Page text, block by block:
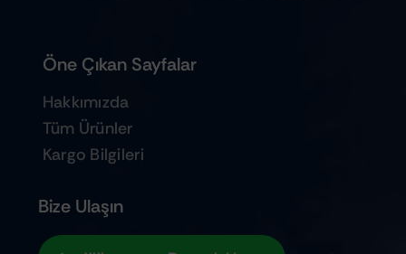
Öne Çıkan Sayfalar
Hakkımızda
Tüm Ürünler
Kargo Bilgileri
Bize Ulaşın